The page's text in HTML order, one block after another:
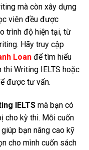
mà còn xây dựng
viên đều được
trình độ hiện tại, từ
Hãy truy cập
Loan để tìm hiểu
thi Writing IELTS hoặc
được tư vấn.
IELTS mà bạn có
cho kỳ thi. Mỗi cuốn
bạn nâng cao kỹ
cho mình cuốn sách